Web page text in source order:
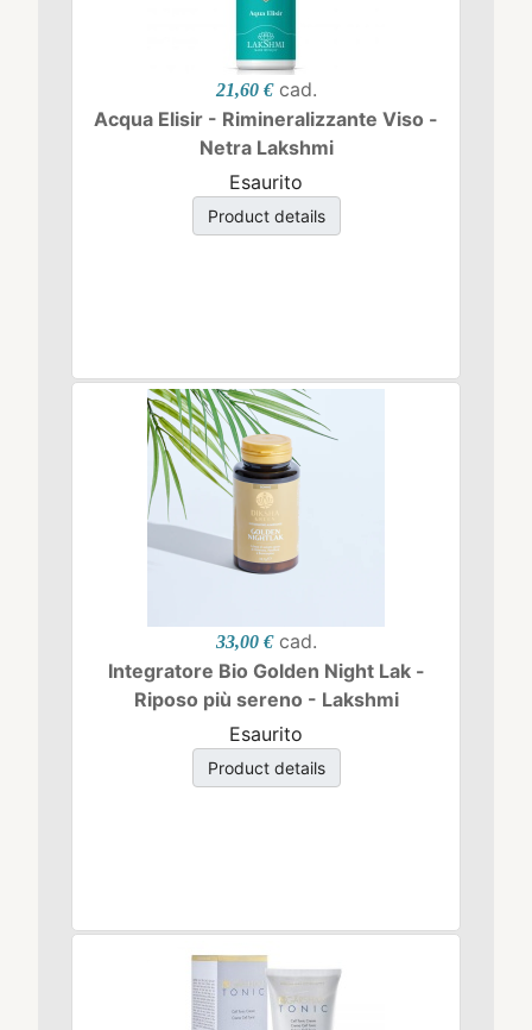
21,60 € cad.
Acqua Elisir - Rimineralizzante Viso -
Netra Lakshmi
Esaurito
Product details
33,00 € cad.
Integratore Bio Golden Night Lak -
Riposo più sereno - Lakshmi
Esaurito
Product details